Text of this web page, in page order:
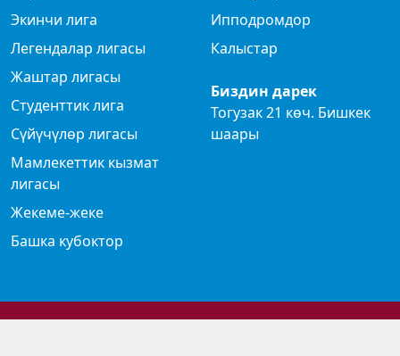
Экинчи лига
Легендалар лигасы
Жаштар лигасы
Студенттик лига
Сүйүчүлөр лигасы
Мамлекеттик кызмат
лигасы
Жекеме-жеке
Башка кубоктор
Ипподромдор
Калыстар
Биздин дарек
Тогузак 21 көч. Бишкек
шаары